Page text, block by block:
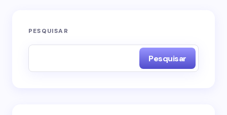
O seu endereço de e-mail não será publicado.
PESQUISAR
Pesquisar